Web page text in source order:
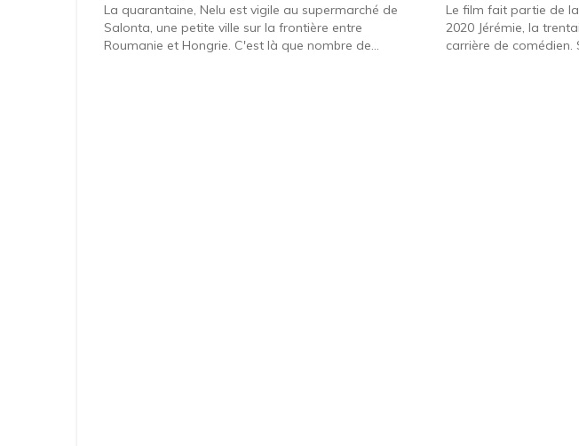
La quarantaine, Nelu est vigile au supermarché de
Salonta, une petite ville sur la frontière entre
Roumanie et Hongrie. C'est là que nombre de...
Le film fait partie de
2020 Jérémie, la
carrière de comédien.